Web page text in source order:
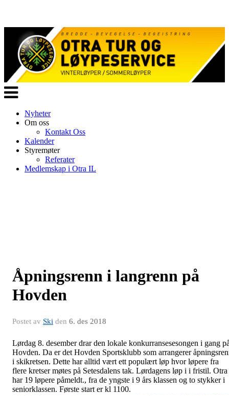
Veksle
navigasjon
Nyheter
Om oss
Kontakt Oss
Kalender
Styremøter
Referater
Medlemskap i Otra IL
Åpningsrenn i langrenn på
Hovden
Postet av Ski den 6. des 2018
Lørdag 8. desember drar den lokale konkurransesesongen i gang
Hovden. Da er det Hovden Sportsklubb som arrangerer
i skikretsen. Dette har alltid vært ett populært løp hvor løpere fra
flere kretser møtes på Setesdalens tak. Lørdagens løp i i fristil. Otra
har 19 løpere påmeldt., fra de yngste i 9 års klassen og to stykker i
seniorklassen. Første start er kl 1100.